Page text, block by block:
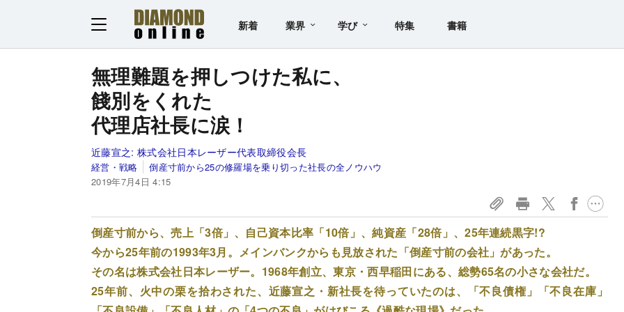
新着 業界 学び 特集 書籍
無理難題を押しつけた私に、
餞別をくれた
代理店社長に涙！
近藤宣之: 株式会社日本レーザー代表取締役会長
経営・戦略
倒産寸前から25の修羅場を乗り切った社長の全ノウハウ
2019年7月4日 4:15
倒産寸前から、売上「3倍」、自己資本比率「10倍」、純資産「28倍」、25年連続黒字!?
今から25年前の1993年3月。メインバンクからも見放された「倒産寸前の会社」があった。
その名は株式会社日本レーザー。1968年創立、東京・西早稲田にある、総勢65名の小さな会社だ。
25年前、火中の栗を拾わされた、近藤宣之・新社長を待っていたのは、「不良債権」「不良在庫」